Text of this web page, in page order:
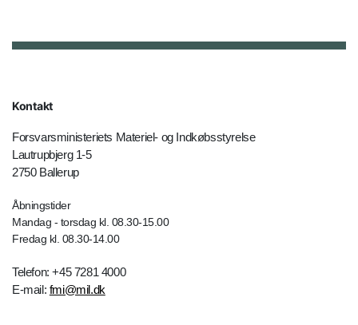
Kontakt
Forsvarsministeriets Materiel- og Indkøbsstyrelse
Lautrupbjerg 1-5
2750 Ballerup
Åbningstider
Mandag - torsdag kl. 08.30-15.00
Fredag kl. 08.30-14.00
Telefon: +45 7281 4000
E-mail: fmi@mil.dk